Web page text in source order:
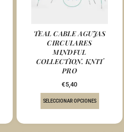
TEAL CABLE AGUJAS
CIRCULARES
MINDFUL
COLLECTION. KNIT
PRO
€5,40
SELECCIONAR OPCIONES